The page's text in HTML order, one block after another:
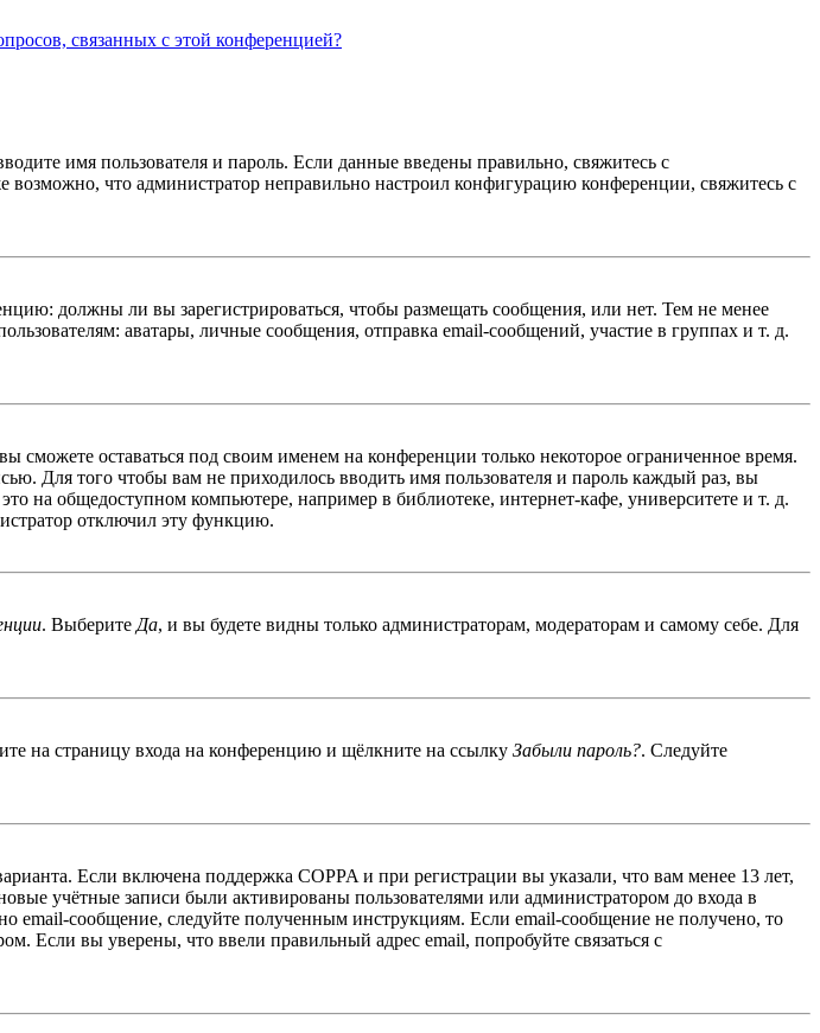
связанных с этой конференцией?
имя пользователя и пароль. Если данные введены правильно, свяжитесь с
что администратор неправильно настроил конфигурацию конференции, свяжитесь с
должны ли вы зарегистрироваться, чтобы размещать сообщения, или нет. Тем не менее
аватары, личные сообщения, отправка email-сообщений, участие в группах и т. д.
сможете оставаться под своим именем на конференции только некоторое ограниченное время.
Для того чтобы вам не приходилось вводить имя пользователя и пароль каждый раз, вы
на общедоступном компьютере, например в библиотеке, интернет-кафе, университете и т. д.
отключил эту функцию.
. Выберите Да, и вы будете видны только администраторам, модераторам и самому себе. Для
на страницу входа на конференцию и щёлкните на ссылку Забыли пароль?. Следуйте
Если включена поддержка COPPA и при регистрации вы указали, что вам менее 13 лет,
учётные записи были активированы пользователями или администратором до входа в
email-сообщение, следуйте полученным инструкциям. Если email-сообщение не получено, то
Если вы уверены, что ввели правильный адрес email, попробуйте связаться с